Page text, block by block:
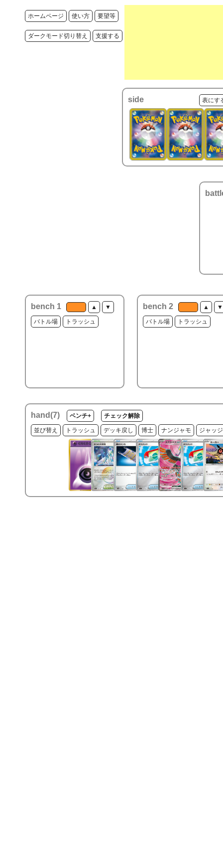
ホームページ 使い方 要望等
ダークモード切り替え 支援する
side 表にす
bench 1 ▲ ▼
バトル場 トラッシュ
bench 2 ▲ ▼
バトル場 トラッシュ
hand(7) ベンチ+ チェック解除
並び替え トラッシュ デッキ戻し 博士 ナンジャモ ジャッ